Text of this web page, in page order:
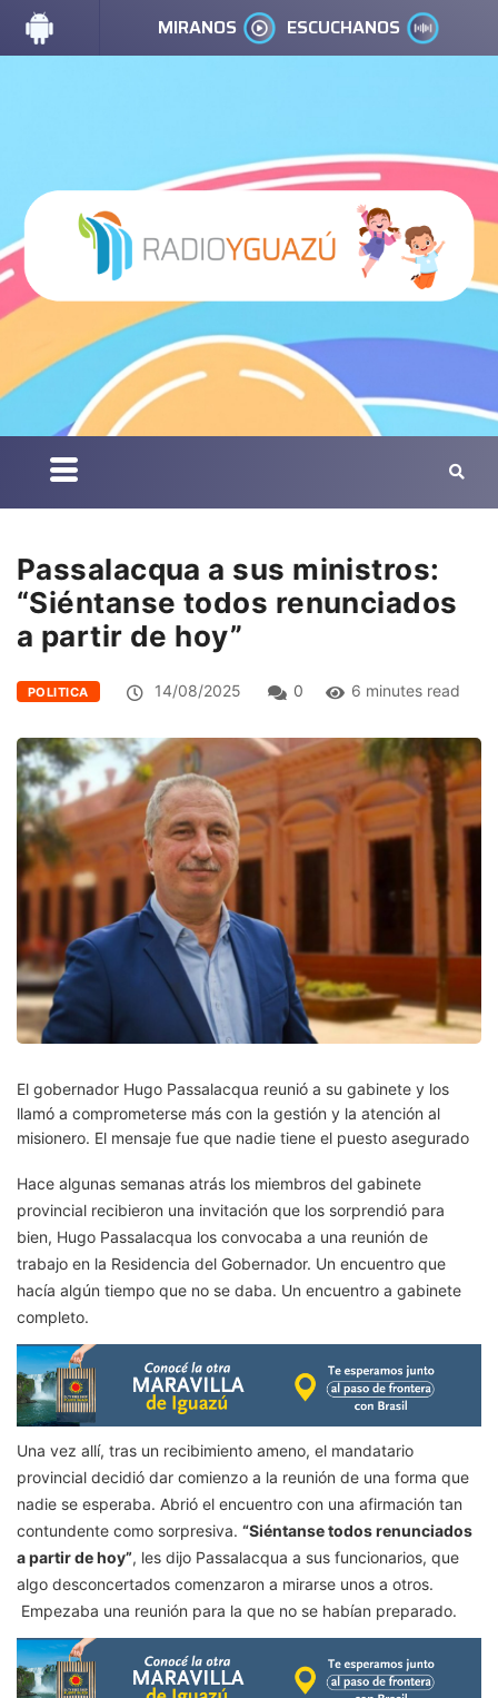
MIRANOS ESCUCHANOS
Passalacqua a sus ministros:
“Siéntanse todos renunciados
a partir de hoy”
POLITICA 14/08/2025 0 6 minutes read
El gobernador Hugo Passalacqua reunió a su gabinete y los
llamó a comprometerse más con la gestión y la atención al
misionero. El mensaje fue que nadie tiene el puesto asegurado
Hace algunas semanas atrás los miembros del gabinete
provincial recibieron una invitación que los sorprendió para
bien, Hugo Passalacqua los convocaba a una reunión de
trabajo en la Residencia del Gobernador. Un encuentro que
hacía algún tiempo que no se daba. Un encuentro a gabinete
completo.
Una vez allí, tras un recibimiento ameno, el mandatario
provincial decidió dar comienzo a la reunión de una forma que
nadie se esperaba. Abrió el encuentro con una afirmación tan
contundente como sorpresiva. “Siéntanse todos renunciados
a partir de hoy”, les dijo Passalacqua a sus funcionarios, que
algo desconcertados comenzaron a mirarse unos a otros.
Empezaba una reunión para la que no se habían preparado.